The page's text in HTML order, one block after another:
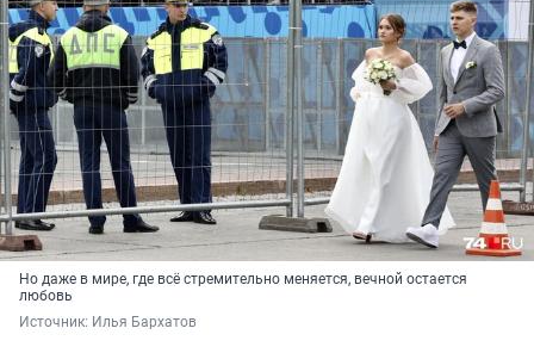
Но даже в мире, где всё стремительно меняется, вечной остается
любовь
Источник: Илья Бархатов